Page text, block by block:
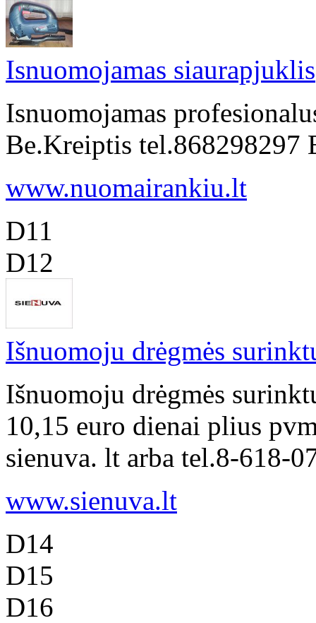
Isnuomojamas siaurapjuklis
Isnuomojamas
Be.Kreiptis tel.868298297
www.nuomairankiu.lt
D11
D12
Išnuomoju drėgmės
Išnuomoju drėgmės
10,15 euro dienai plius
sienuva. lt arba tel.8-618-
www.sienuva.lt
D14
D15
D16